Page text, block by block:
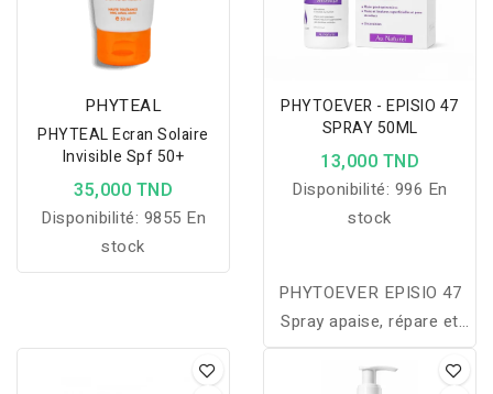
PHYTEAL
PHYTEAL Ecran Solaire
Invisible Spf 50+
35,000 TND
Disponibilité: 9855 En
stock
PHYTOEVER - EPISIO 47
SPRAY 50ML
13,000 TND
Disponibilité: 996 En
stock
PHYTOEVER EPISIO 47
Spray apaise, répare et
favorise la cicatrisation
des peaux abîmées avec